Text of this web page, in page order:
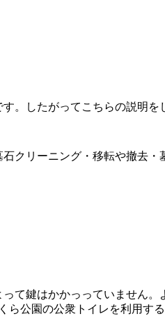
。したがってこちらの説明を
クリーニング・移転や撤去
て鍵はかかっっていません
公園の公衆トイレを利用する